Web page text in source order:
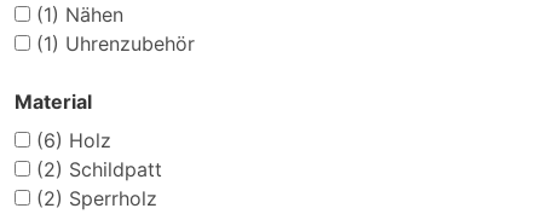
(1) Nähen
(1) Uhrenzubehör
Material
(6) Holz
(2) Schildpatt
(2) Sperrholz